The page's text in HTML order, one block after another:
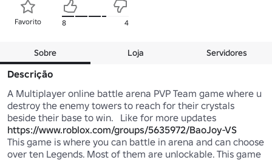
Favorito 8 4
Sobre Loja Servidores
Descrição
A Multiplayer online battle arena PVP Team game where u
destroy the enemy towers to reach for their crystals
https://www.roblox.com/groups/5635972/BaoJoy-VS
This game is where you can battle in arena and can choose
over ten Legends. Most of them are unlockable. This game